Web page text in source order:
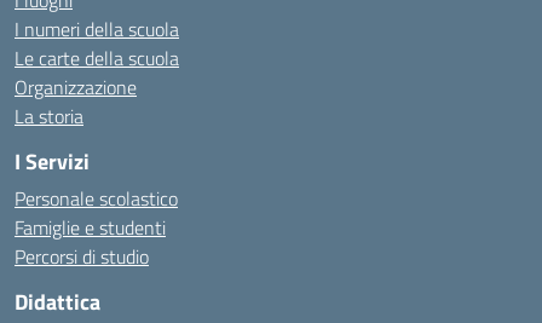
I numeri della scuola
Le carte della scuola
Organizzazione
La storia
I Servizi
Personale scolastico
Famiglie e studenti
Percorsi di studio
Didattica